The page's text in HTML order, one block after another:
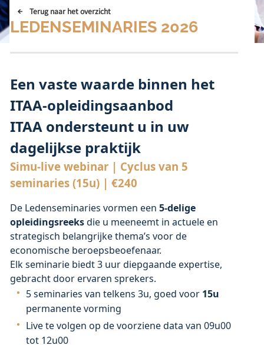
Terug naar het overzicht
LEDENSEMINARIES 2026
Een vaste waarde binnen het
ITAA-opleidingsaanbod
ITAA ondersteunt u in uw
dagelijkse praktijk
Simu-live webinar | Cyclus van 5
seminaries (15u) | €240
De Ledenseminaries vormen een 5-delige
opleidingsreeksdie u meeneemt in actuele en
strategisch belangrijke thema’s voor de
economische beroepsbeoefenaar.
Elk seminarie biedt 3 uur diepgaande expertise,
gebracht door ervaren sprekers.
5 seminaries van telkens 3u, goed voor 15u
permanente vorming
Live te volgen op de voorziene data van 09u00
tot 12u00